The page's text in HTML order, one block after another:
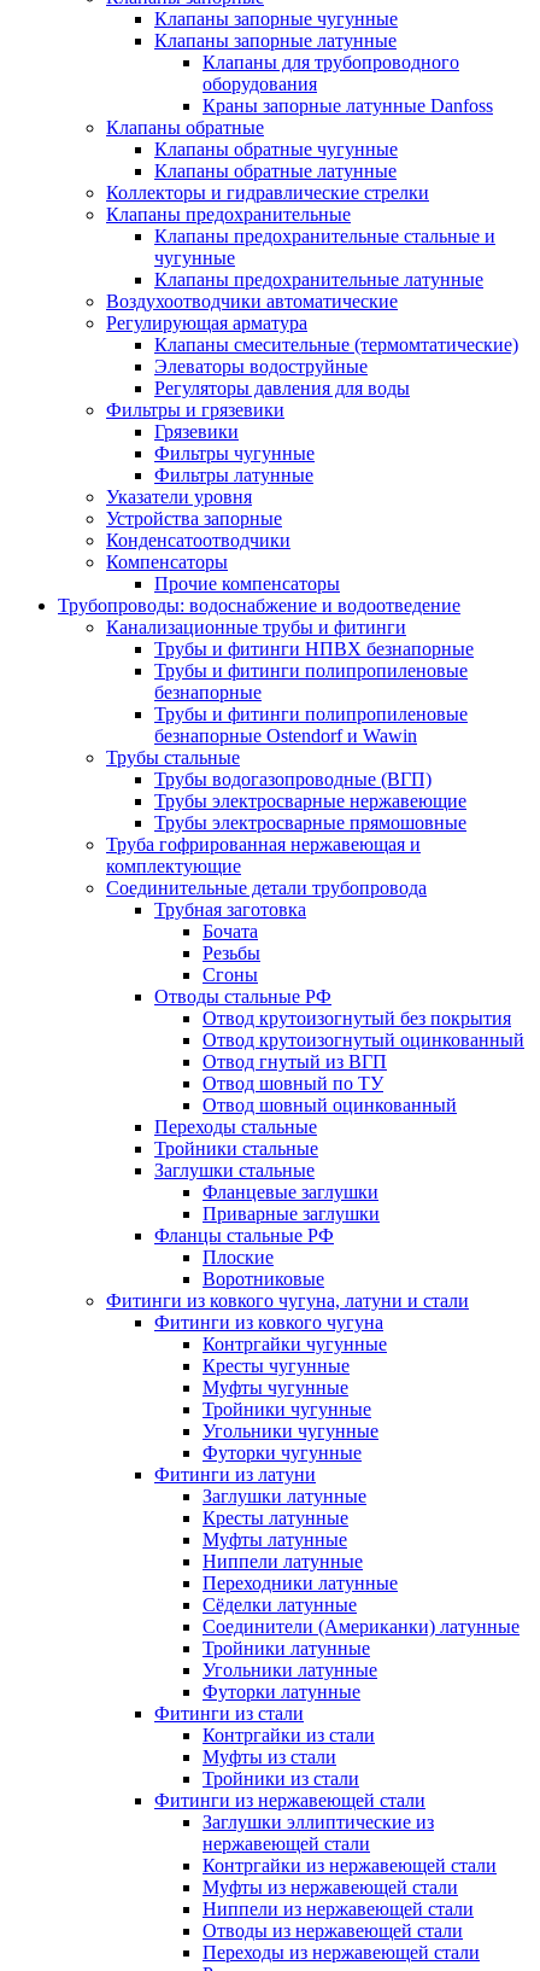
Клапаны запорные чугунные
Клапаны запорные латунные
Клапаны для трубопроводного
оборудования
Краны запорные латунные Danfoss
Клапаны обратные
Клапаны обратные чугунные
Клапаны обратные латунные
Коллекторы и гидравлические стрелки
Клапаны предохранительные
Клапаны предохранительные стальные и
чугунные
Клапаны предохранительные латунные
Воздухоотводчики автоматические
Регулирующая арматура
Клапаны смесительные (термомтатические)
Элеваторы водоструйные
Регуляторы давления для воды
Фильтры и грязевики
Грязевики
Фильтры чугунные
Фильтры латунные
Указатели уровня
Устройства запорные
Конденсатоотводчики
Компенсаторы
Прочие компенсаторы
Трубопроводы: водоснабжение и водоотведение
Канализационные трубы и фитинги
Трубы и фитинги НПВХ безнапорные
Трубы и фитинги полипропиленовые
безнапорные
Трубы и фитинги полипропиленовые
безнапорные Ostendorf и Wawin
Трубы стальные
Трубы водогазопроводные (ВГП)
Трубы электросварные нержавеющие
Трубы электросварные прямошовные
Труба гофрированная нержавеющая и
комплектующие
Соединительные детали трубопровода
Трубная заготовка
Бочата
Резьбы
Сгоны
Отводы стальные РФ
Отвод крутоизогнутый без покрытия
Отвод крутоизогнутый оцинкованный
Отвод гнутый из ВГП
Отвод шовный по ТУ
Отвод шовный оцинкованный
Переходы стальные
Тройники стальные
Заглушки стальные
Фланцевые заглушки
Приварные заглушки
Фланцы стальные РФ
Плоские
Воротниковые
Фитинги из ковкого чугуна, латуни и стали
Фитинги из ковкого чугуна
Контргайки чугунные
Кресты чугунные
Муфты чугунные
Тройники чугунные
Угольники чугунные
Футорки чугунные
Фитинги из латуни
Заглушки латунные
Кресты латунные
Муфты латунные
Ниппели латунные
Переходники латунные
Сёделки латунные
Соединители (Американки) латунные
Тройники латунные
Угольники латунные
Футорки латунные
Фитинги из стали
Контргайки из стали
Муфты из стали
Тройники из стали
Фитинги из нержавеющей стали
Заглушки эллиптические из
нержавеющей стали
Контргайки из нержавеющей стали
Муфты из нержавеющей стали
Ниппели из нержавеющей стали
Отводы из нержавеющей стали
Переходы из нержавеющей стали